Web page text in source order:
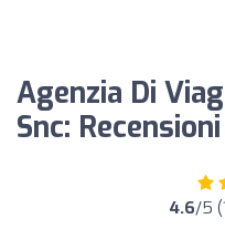
Agenzia Di
Snc: Recensioni
4.6/5